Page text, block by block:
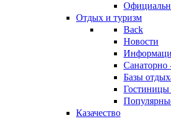
Отдых и туризм
Back
Новости
Санаторно
Базы
Гостиницы
Казачество